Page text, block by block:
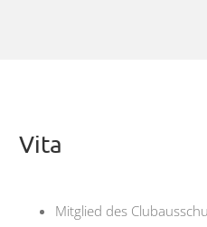
Vita
Mitglied des